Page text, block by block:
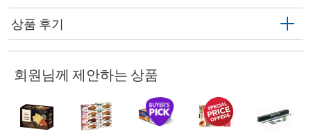
상품 후기
회원님께 제안하는 상품